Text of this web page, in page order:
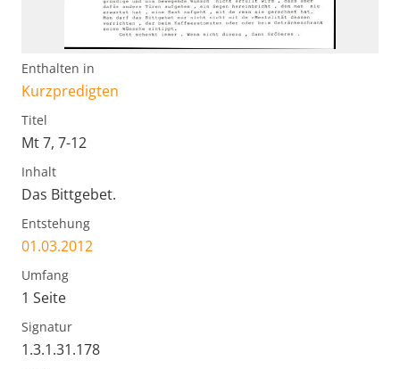
Enthalten in
Kurzpredigten
Titel
Mt 7, 7-12
Inhalt
Das Bittgebet.
Entstehung
01.03.2012
Umfang
1 Seite
Signatur
1.3.1.31.178